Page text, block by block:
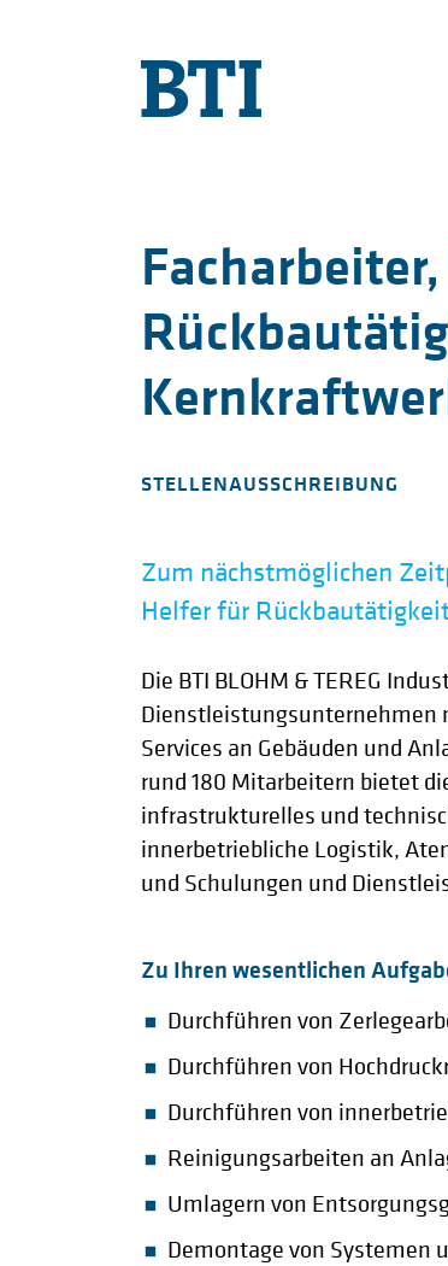
STELLENAUSSCHREIBUNG
Zum nächstmöglichen
Helfer für
Die BTI BLOHM & TEREG
Dienstleistungsunternehmen
Services an Gebäuden und
rund 180 Mitarbeitern bietet
infrastrukturelles und
innerbetriebliche Logistik,
und Schulungen und
Zu Ihren wesentlichen
Durchführen von
Durchführen von
Durchführen von
Reinigungsarbeiten an
Umlagern von
Demontage von Systemen